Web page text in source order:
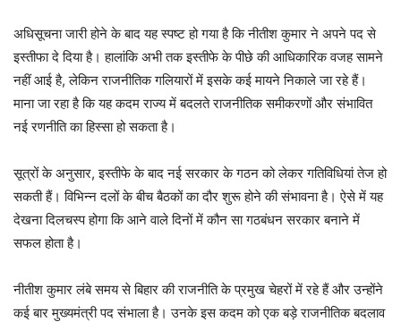
अधिसूचना जारी होने के बाद यह स्पष्ट हो गया है कि नीतीश कुमार ने अपने पद से
इस्तीफा दे दिया है। हालांकि अभी तक इस्तीफे के पीछे की आधिकारिक वजह सामने
नहीं आई है, लेकिन राजनीतिक गलियारों में इसके कई मायने निकाले जा रहे हैं।
माना जा रहा है कि यह कदम राज्य में बदलते राजनीतिक समीकरणों और संभावित
नई रणनीति का हिस्सा हो सकता है।
सूत्रों के अनुसार, इस्तीफे के बाद नई सरकार के गठन को लेकर गतिविधियां तेज हो
सकती हैं। विभिन्न दलों के बीच बैठकों का दौर शुरू होने की संभावना है। ऐसे में यह
देखना दिलचस्प होगा कि आने वाले दिनों में कौन सा गठबंधन सरकार बनाने में
सफल होता है।
नीतीश कुमार लंबे समय से बिहार की राजनीति के प्रमुख चेहरों में रहे हैं और उन्होंने
कई बार मुख्यमंत्री पद संभाला है। उनके इस कदम को एक बड़े राजनीतिक बदलाव